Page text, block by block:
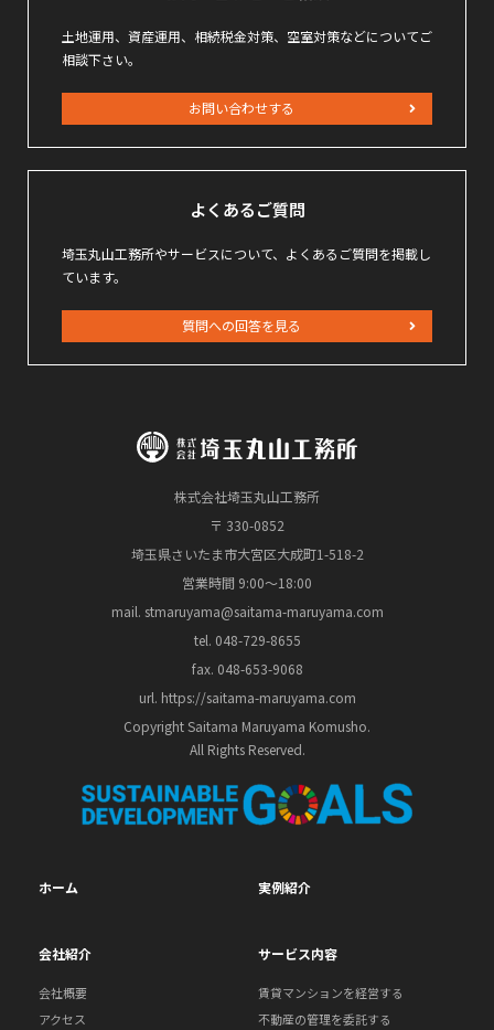
土地運用、資産運用、相続税金対策、空室対策などについてご
相談下さい。
お問い合わせする
よくあるご質問
埼玉丸山工務所やサービスについて、よくあるご質問を掲載し
ています。
質問への回答を見る
株式会社埼玉丸山工務所
〒 330-0852
埼玉県さいたま市大宮区大成町1-518-2
営業時間 9:00～18:00
mail. stmaruyama@saitama-maruyama.com
tel. 048-729-8655
fax. 048-653-9068
url. https://saitama-maruyama.com
Copyright Saitama Maruyama Komusho.
All Rights Reserved.
ホーム
会社紹介
会社概要
アクセス
実例紹介
サービス内容
賃貸マンションを経営する
不動産の管理を委託する